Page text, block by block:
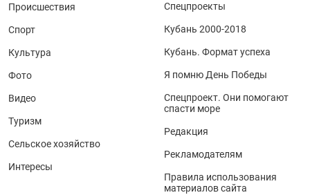
Происшествия
Спорт
Культура
Фото
Видео
Туризм
Сельское хозяйство
Интересы
Спецпроекты
Кубань 2000-2018
Кубань. Формат успеха
Я помню День Победы
Спецпроект. Они помогают
спасти море
Редакция
Рекламодателям
Правила использования
материалов сайта